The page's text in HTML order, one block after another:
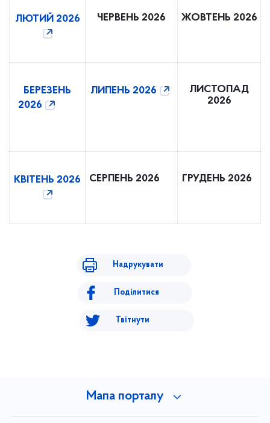
ЛЮТИЙ 2026 ЧЕРВЕНЬ 2026 ЖОВТЕНЬ 2026
БЕРЕЗЕНЬ
2026
ЛИПЕНЬ 2026
ЛИСТОПАД
2026
КВІТЕНЬ 2026 СЕРПЕНЬ 2026 ГРУДЕНЬ 2026
Надрукувати
Поділитися
Твітнути
Мапа порталу